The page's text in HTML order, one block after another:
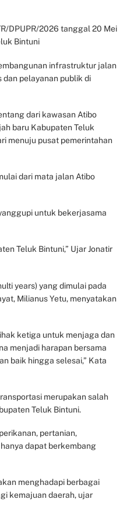
DPUPR/2026 tanggal 20 Mei
Bintuni
infrastruktur jalan
pelayanan publik di
dari kawasan Atibo
baru Kabupaten Teluk
menuju pusat pemerintahan
dari mata jalan Atibo
untuk bekerjasama
Teluk Bintuni,” Ujar Jonatir
years) yang dimulai pada
Milianus Yetu, menyatakan
ketiga untuk menjaga dan
menjadi harapan bersama
baik hingga selesai,” Kata
merupakan salah
Teluk Bintuni.
pertanian,
dapat berkembang
menghadapi berbagai
kemajuan daerah, ujar